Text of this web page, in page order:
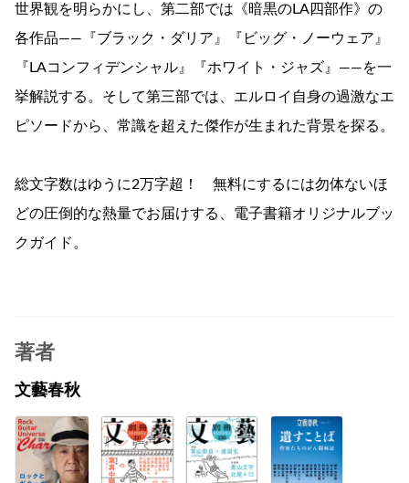
世界観を明らかにし、第二部では《暗黒のLA四部作》の
各作品――『ブラック・ダリア』『ビッグ・ノーウェア』
『LAコンフィデンシャル』『ホワイト・ジャズ』――を一
挙解説する。そして第三部では、エルロイ自身の過激なエ
ピソードから、常識を超えた傑作が生まれた背景を探る。
総文字数はゆうに2万字超！ 無料にするには勿体ないほ
どの圧倒的な熱量でお届けする、電子書籍オリジナルブッ
クガイド。
著者
文藝春秋